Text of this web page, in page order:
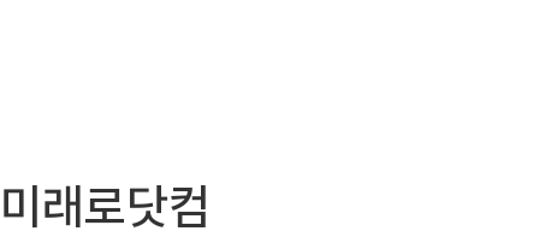
텐
미래로닷컴